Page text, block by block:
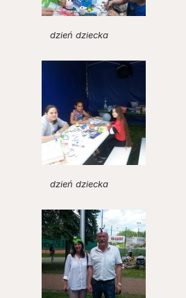
dzień dziecka
dzień dziecka